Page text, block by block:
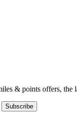
& points offers, the
Subscribe